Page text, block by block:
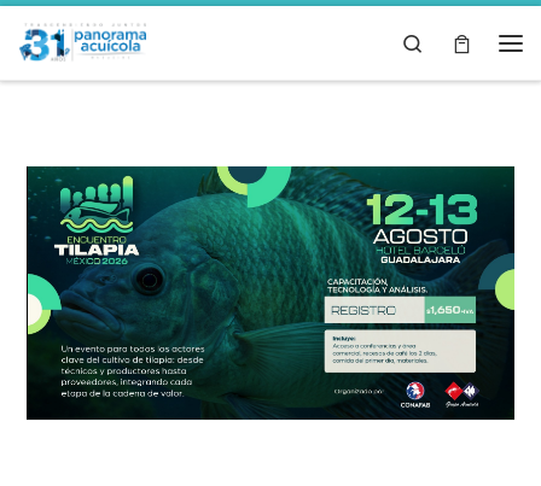
Skip to content Search